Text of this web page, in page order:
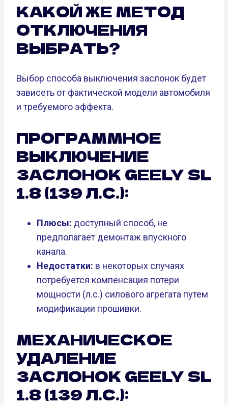
КАКОЙ ЖЕ МЕТОД
ОТКЛЮЧЕНИЯ
ВЫБРАТЬ?
Выбор способа выключения заслонок будет
зависеть от фактической модели автомобиля
и требуемого эффекта.
ПРОГРАММНОЕ
ВЫКЛЮЧЕНИЕ
ЗАСЛОНОК GEELY SL
1.8 (139 Л.С.):
Плюсы: доступный способ, не
предполагает демонтаж впускного
канала.
Недостатки: в некоторых случаях
потребуется компенсация потери
мощности (л.с.) силового агрегата путем
модификации прошивки.
МЕХАНИЧЕСКОЕ
УДАЛЕНИЕ
ЗАСЛОНОК GEELY SL
1.8 (139 Л.С.):